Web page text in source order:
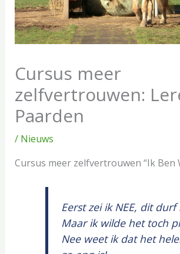
Cursus meer
zelfvertrouwen:
Paarden
/ Nieuws
Cursus meer zelfvertrouwen “Ik Ben
Eerst zei ik NEE, dit durf
Maar ik wilde het toch
Nee weet ik dat het